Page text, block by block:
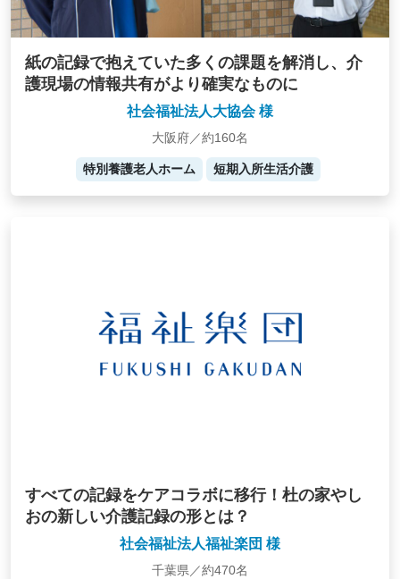
紙の記録で抱えていた多くの課題を解消し、介
護現場の情報共有がより確実なものに
社会福祉法人大協会 様
大阪府／約160名
特別養護老人ホーム 短期入所生活介護
すべての記録をケアコラボに移行！杜の家やし
おの新しい介護記録の形とは？
社会福祉法人福祉楽団 様
千葉県／約470名